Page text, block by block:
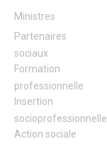
Ministres
Partenaires
sociaux
Formation
professionnelle
Insertion
socioprofessionnelle
Action sociale